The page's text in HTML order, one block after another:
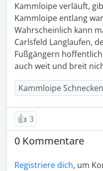
Kammloipe verläuft,
Kammloipe entlang
Wahrscheinlich kann
Carlsfeld Langlaufen,
Fußgängern
auch weit und breit
Kammloipe
👍 3
0 Kommentare
Registriere dich, um